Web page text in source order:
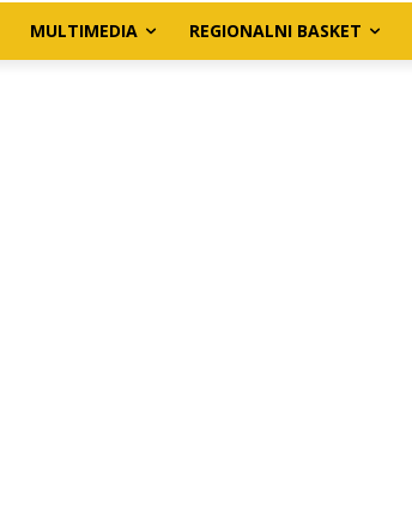
MULTIMEDIA REGIONALNI BASKET